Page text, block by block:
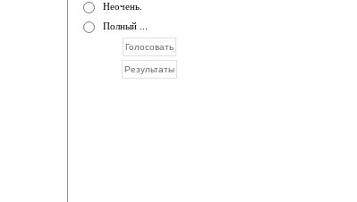
Неочень.
Полный ...